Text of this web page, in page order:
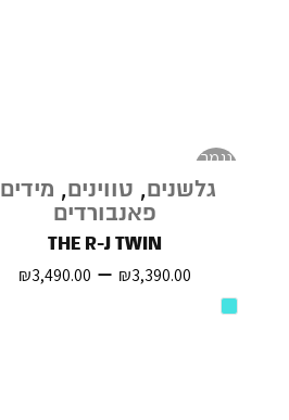
נגמר
במלאי
גלשנים, טווינים, מידים
פאנבורדים
THE R-J TWIN
₪3,390.00
–
₪3,490.00